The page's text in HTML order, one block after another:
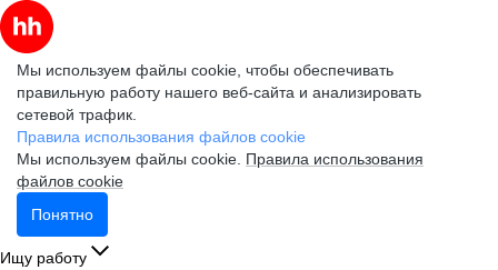
Мы используем файлы cookie, чтобы обеспечивать
правильную работу нашего веб-сайта и анализировать
сетевой трафик.
Правила использования файлов cookie
Мы используем файлы cookie. Правила использования
файлов cookie
Понятно
Ищу работу